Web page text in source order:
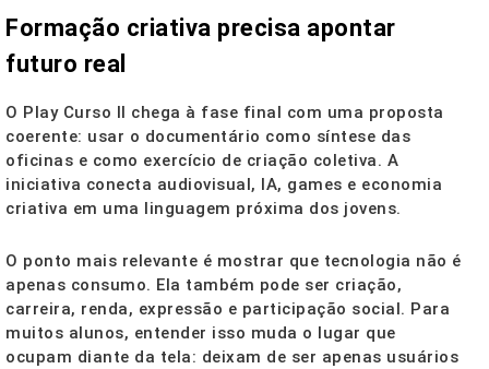
Formação criativa precisa apontar
futuro real
O Play Curso II chega à fase final com uma proposta
coerente: usar o documentário como síntese das
oficinas e como exercício de criação coletiva. A
iniciativa conecta audiovisual, IA, games e economia
criativa em uma linguagem próxima dos jovens.
O ponto mais relevante é mostrar que tecnologia não é
apenas consumo. Ela também pode ser criação,
carreira, renda, expressão e participação social. Para
muitos alunos, entender isso muda o lugar que
ocupam diante da tela: deixam de ser apenas usuários